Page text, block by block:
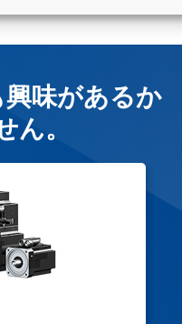
味があるか
ん。